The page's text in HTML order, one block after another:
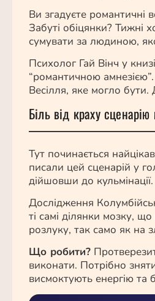
Ви згадуєте романтичні
Забуті обіцянки? Тижні
сумувати за людиною,
Психолог Гай Вінч у
“романтичною
Весілля, яке могло бути.
Біль від краху сценарію
Тут починається
писали цей сценарій у
дійшовши до кульмінації.
Дослідження
ті самі ділянки мозку,
розлуку, так само як на
Що робити?
виконати. Потрібно
висмоктують енергію та